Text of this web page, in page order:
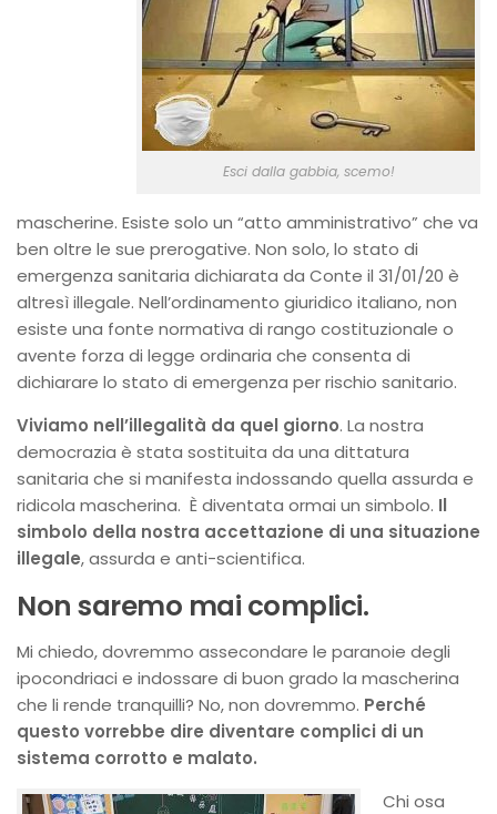
Esci dalla gabbia, scemo!
mascherine. Esiste solo un “atto amministrativo” che va
ben oltre le sue prerogative. Non solo, lo stato di
emergenza sanitaria dichiarata da Conte il 31/01/20 è
altresì illegale. Nell’ordinamento giuridico italiano, non
esiste una fonte normativa di rango costituzionale o
avente forza di legge ordinaria che consenta di
dichiarare lo stato di emergenza per rischio sanitario.
Viviamo nell’illegalità da quel giorno. La nostra
democrazia è stata sostituita da una dittatura
sanitaria che si manifesta indossando quella assurda e
ridicola mascherina. È diventata ormai un simbolo. Il
simbolo della nostra accettazione di una situazione
illegale, assurda e anti-scientifica.
Non saremo mai complici.
Mi chiedo, dovremmo assecondare le paranoie degli
ipocondriaci e indossare di buon grado la mascherina
che li rende tranquilli? No, non dovremmo. Perché
questo vorrebbe dire diventare complici di un
sistema corrotto e malato.
Chi osa